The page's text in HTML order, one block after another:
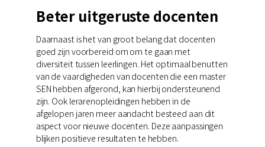
Beter uitgeruste docenten
Daarnaast is het van groot belang dat docenten
goed zijn voorbereid om om te gaan met
diversiteit tussen leerlingen. Het optimaal benutten
van de vaardigheden van docenten die een master
SEN hebben afgerond, kan hierbij ondersteunend
zijn. Ook lerarenopleidingen hebben in de
afgelopen jaren meer aandacht besteed aan dit
aspect voor nieuwe docenten. Deze aanpassingen
blijken positieve resultaten te hebben.